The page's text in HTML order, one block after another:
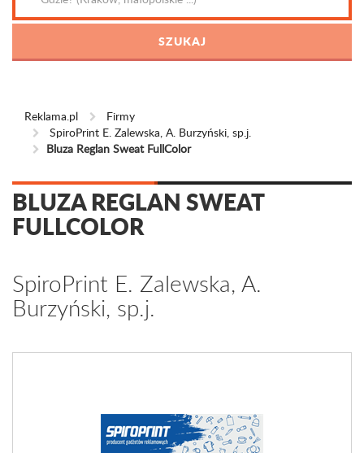
Reklama.pl
Firmy
SpiroPrint E. Zalewska, A. Burzyński, sp.j.
Bluza Reglan Sweat FullColor
BLUZA REGLAN SWEAT
FULLCOLOR
SpiroPrint E. Zalewska, A.
Burzyński, sp.j.